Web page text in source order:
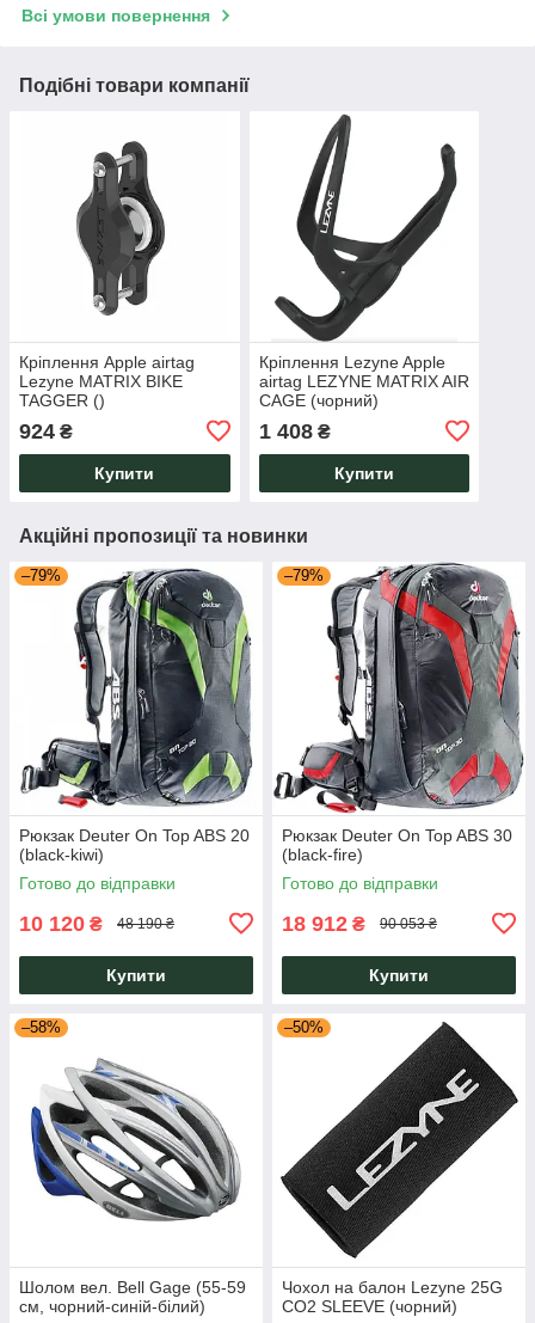
Всі умови повернення
Подібні товари компанії
Кріплення Apple airtag
Lezyne MATRIX BIKE
TAGGER ()
924 ₴
Купити
Кріплення Lezyne Apple
airtag LEZYNE MATRIX AIR
CAGE (чорний)
1 408₴
Купити
Акційні пропозиції та новинки
–79%
Рюкзак Deuter On Top ABS 20
(black-kiwi)
Готово до відправки
10 120 ₴ 48 190 ₴
Купити
–79%
Рюкзак Deuter On Top ABS 30
(black-fire)
Готово до відправки
18 912 ₴ 90 053 ₴
Купити
–58%
Шолом вел. Bell Gage (55-59
см, чорний-синій-білий)
–50%
Чохол на балон Lezyne 25G
CO2 SLEEVE (чорний)